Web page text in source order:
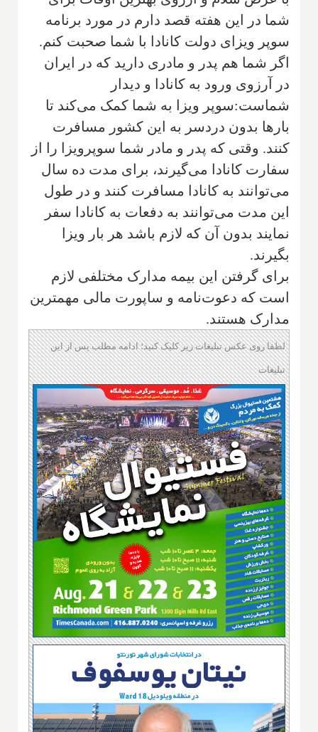
شما در این هفته قصد دارم در مورد برنامه
سوپر ویزای دولت کانادا با شما صحبت کنم.
اگر شما هم پدر و مادری دارید که در ایران
در آرزوی ورود به کانادا و دیدار
شماست:سوپر ویزا به شما کمک می‌کند تا
بارها بدون دردسر به این کشور مسافرت
کنند. وقتی که پدر و مادر شما سوپرویزا را از
سفارت کانادا می‌گیرند، برای مدت ده سال
می‌توانند به کانادا مسافرت کنند و در طول
این مدت می‌توانند به دفعات به کانادا سفر
نمایند بدون آن که لازم باشد هر بار ویزا
بگیرند.
برای گرفتن این بیمه مدارک مختلفی لازم
است که دعوت‌نامه و ساپورت مالی مهمترین
مدارک هستند.
لطفا روی عکس تبلیغات زیر کلیک کنید؛ ادامه مطلب پس از این
تبلیغات